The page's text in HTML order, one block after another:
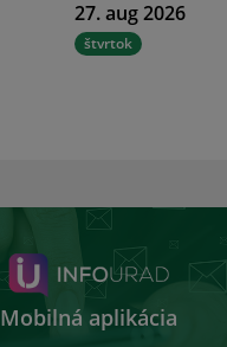
27. aug 2026
štvrtok
Mobilná aplikácia